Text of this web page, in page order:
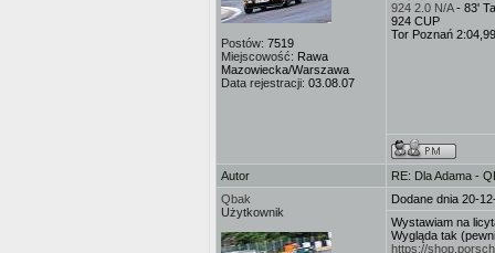
Postów: 7519
Miejscowość: Rawa
Mazowiecka/Warszawa
Data rejestracji: 03.08.07
924 2.0 N/A- 83'
924 CUP
Tor Poznań
Autor
RE: Dla Adama -
Qbak
Użytkownik
Dodane dnia 20-
Wystawiam na
Wygląda tak
https://